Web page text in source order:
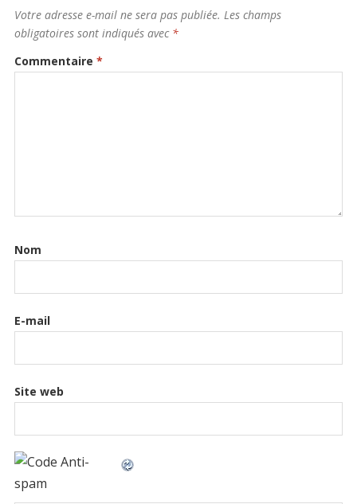
Votre adresse e-mail ne sera pas publiée. Les champs
obligatoires sont indiqués avec *
Commentaire *
Nom
E-mail
Site web